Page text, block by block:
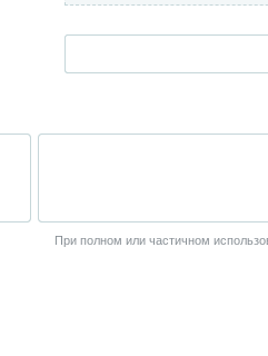
При полном или частичном